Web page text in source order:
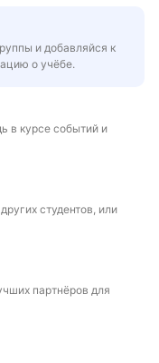
и добавляйся к
о учёбе.
в курсе событий и
студентов, или
партнёров для